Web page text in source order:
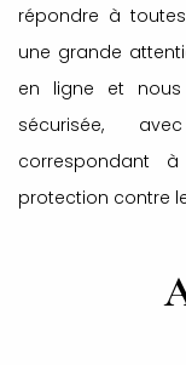
répondre à
une grande
en ligne et
sécurisée,
correspondant
protection contre